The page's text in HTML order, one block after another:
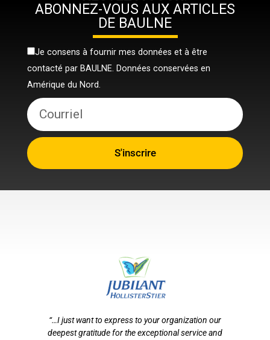
ABONNEZ-VOUS AUX ARTICLES
DE BAULNE
Je consens à fournir mes données et à être
contacté par BAULNE. Données conservées en
Amérique du Nord.
S'inscrire
“…I just want to express to your organization our
deepest gratitude for the exceptional service and